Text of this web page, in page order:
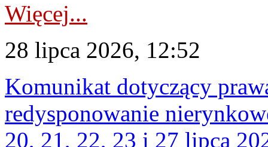
Więcej...
28 lipca 2026, 12:52
Komunikat dotyczący
redysponowanie
20, 21, 22, 23 i 27 lipca